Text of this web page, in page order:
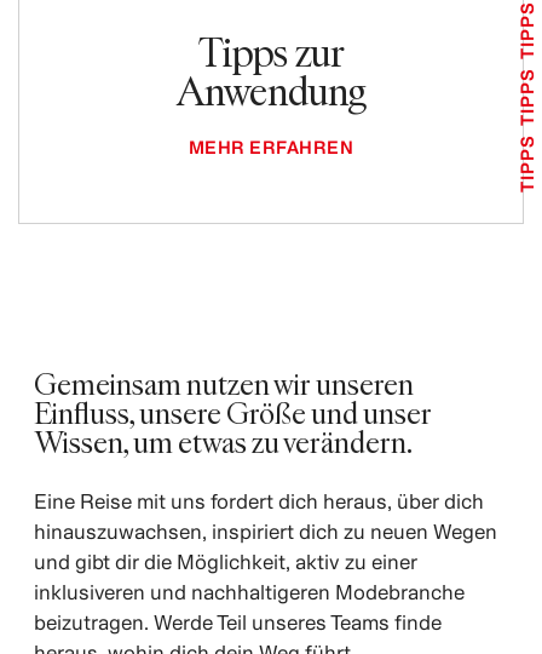
Tipps zur
Anwendung
MEHR ERFAHREN TIPPS
TIPPS
TIPPS
Gemeinsam nutzen wir unseren
Einfluss, unsere Größe und unser
Wissen, um etwas zu verändern.
Eine Reise mit uns fordert dich heraus, über dich
hinauszuwachsen, inspiriert dich zu neuen Wegen
und gibt dir die Möglichkeit, aktiv zu einer
inklusiveren und nachhaltigeren Modebranche
beizutragen. Werde Teil unseres Teams finde